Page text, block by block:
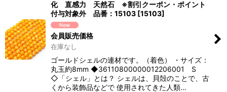
化 直感力 天然石 ※割引クーポン・ポイント
付与対象外 品番：15103 [15103]
会員販売価格
在庫なし
ゴールドシェルの連材です。（着色） ・サイズ：
丸玉約8mm ◆36110800000012206001 S
◇「シェル」とは？ シェルは、貝殻のことで、古
くから装飾品などで 使用されてきた人類…